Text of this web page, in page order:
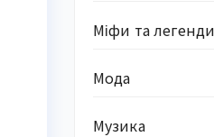
Міфи та легенди
Мода
Музика